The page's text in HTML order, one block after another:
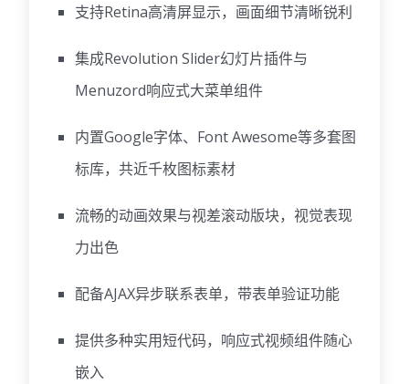
支持Retina高清屏显示，画面细节清晰锐利
集成Revolution Slider幻灯片插件与
Menuzord响应式大菜单组件
内置Google字体、Font Awesome等多套图
标库，共近千枚图标素材
流畅的动画效果与视差滚动版块，视觉表现
力出色
配备AJAX异步联系表单，带表单验证功能
提供多种实用短代码，响应式视频组件随心
嵌入